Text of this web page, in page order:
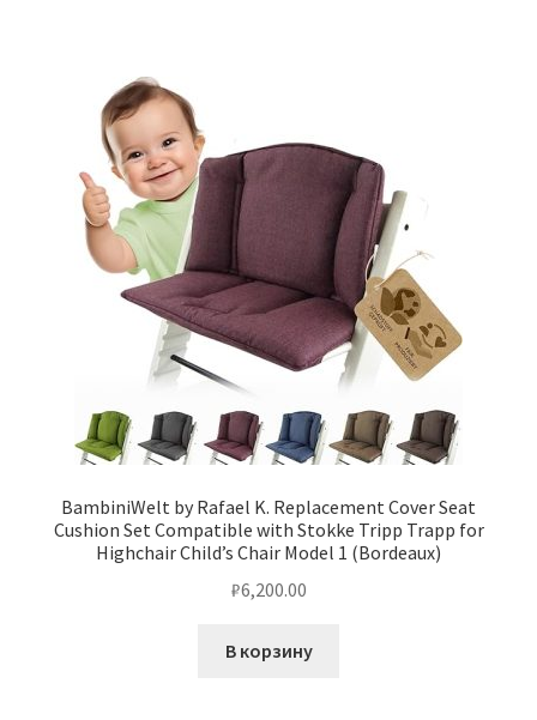
BambiniWelt by Rafael K. Replacement Cover Seat
Cushion Set Compatible with Stokke Tripp Trapp for
Highchair Child’s Chair Model 1 (Bordeaux)
₽6,200.00
В корзину